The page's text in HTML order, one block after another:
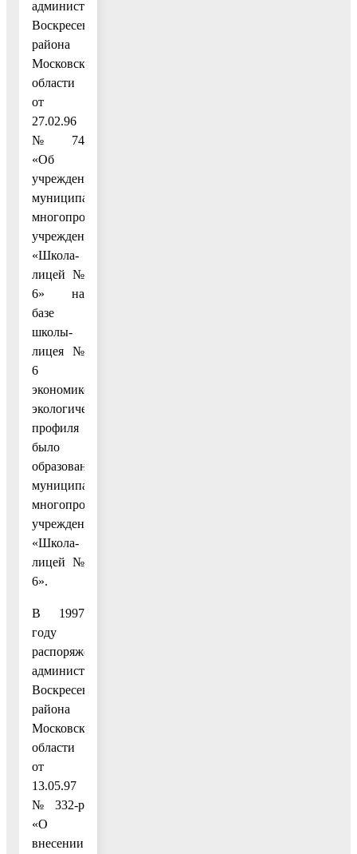
администрации
Воскресенского
района
Московской
области
от
27.02.96
№ 74
«Об
учреждении
муниципального
многопрофильного
учреждения
«Школа-
лицей №
6» на
базе
школы-
лицея №
6
экономико-
экологического
профиля
было
образовано
муниципальное
многопрофильное
учреждение
«Школа-
лицей №
6».
В 1997
году
распоряжением
администрации
Воскресенского
района
Московской
области
от
13.05.97
№ 332-р
«О
внесении